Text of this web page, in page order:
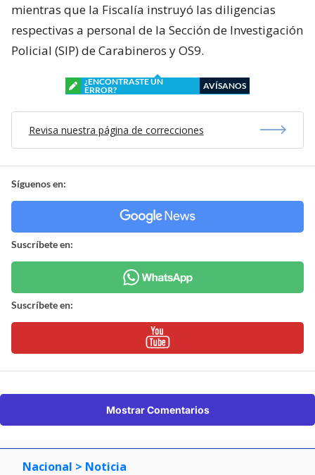
mientras que la Fiscalía instruyó las diligencias
respectivas a personal de la Sección de Investigación
Policial (SIP) de Carabineros y OS9.
¿ENCONTRASTE UN
ERROR?
AVÍSANOS
Revisa nuestra página de correcciones
Síguenos en:
Suscríbete en:
Suscríbete en:
Mostrar Comentarios
Nacional > Noticia